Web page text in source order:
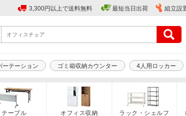
3,300円以上で送料無料 最短当日出荷 組立設
ーテーション ゴミ箱収納カウンター 4人用ロッカー
テーブル オフィス収納 ラック・シェルフ